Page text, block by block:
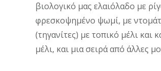
βιολογικό μας ελαιόλαδο με
φρεσκοψημένο ψωμί, με
(τηγανίτες) με τοπικό μέλι και
μέλι, και μια σειρά από άλλες